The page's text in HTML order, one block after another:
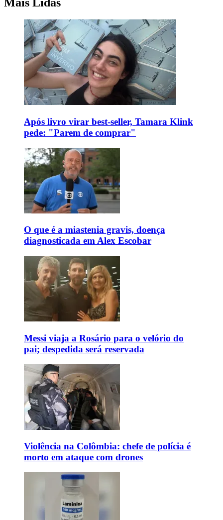
Mais Lidas
Após livro virar best-seller, Tamara Klink
pede: "Parem de comprar"
O que é a miastenia gravis, doença
diagnosticada em Alex Escobar
Messi viaja a Rosário para o velório do
pai; despedida será reservada
Violência na Colômbia: chefe de polícia é
morto em ataque com drones